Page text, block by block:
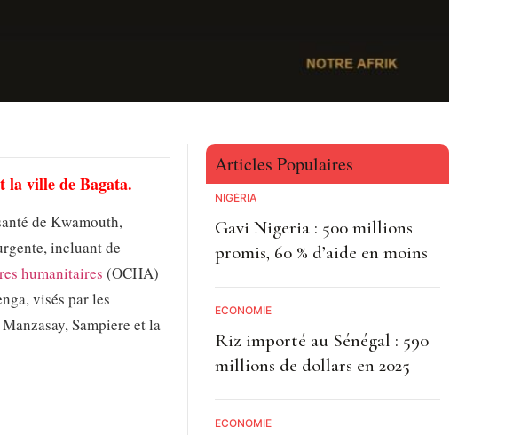
la ville de Bagata.
de Kwamouth,
incluant de
humanitaires (OCHA)
visés par les
Sampiere et la
Articles Populaires
NIGÉRIA
Gavi Nigeria : 500 millions
promis, 60 % d’aide en moins
ECONOMIE
Riz importé au Sénégal : 590
millions de dollars en 2025
ECONOMIE